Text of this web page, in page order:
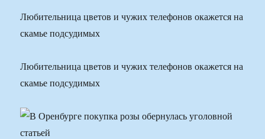
Любительница цветов и чужих телефонов окажется на
скамье подсудимых
Любительница цветов и чужих телефонов окажется на
скамье подсудимых